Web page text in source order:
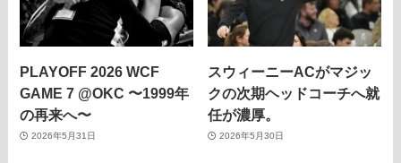
PLAYOFF 2026 WCF
GAME 7 @OKC 〜1999年
の再来へ〜
2026年5月31日
スウィーニーACがマジッ
クの次期ヘッドコーチへ就
任が濃厚。
2026年5月30日